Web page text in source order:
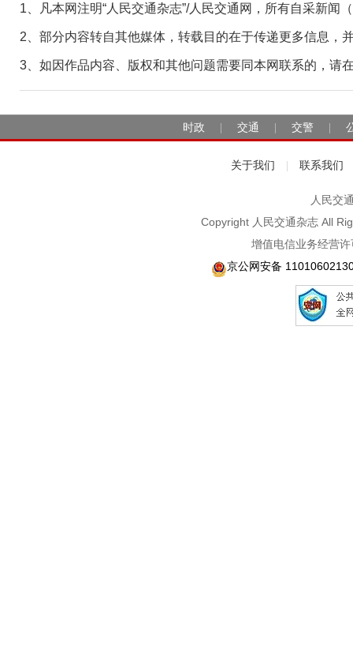
1、凡本网注明“人民交通杂志”/人民交通网，所有自采新
2、部分内容转自其他媒体，转载目的在于传递更多信息，
3、如因作品内容、版权和其他问题需要同本网联系的，请
时政 交通 交警
关于我们 联系我们
人民交
Copyright 人民交通杂志 All
增值电信业务经营
京公网安备